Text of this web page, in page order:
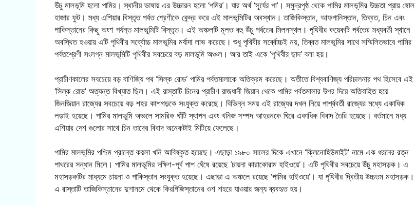
উঁচু মালভূমি হলো পামির। স্থানীয় ভাষায় এর উচ্চারন হলো ‘পমির’। যার অর্থ ‘সূর্যের পা’। সমুদ্রপৃষ্ঠ থেকে পামির মালভূমির উচ্চতা প্রায় ষোল
হাজার ফুট। মধ্য এশিয়ার বিস্তৃত পর্বত শ্রেণীকে কেন্দ্র করে এই মালভূমিটির অবস্থান। তাজিকিস্তান, আফগানিস্তান, তিব্বত, চিন এবং
পাকিস্তানের কিছু অংশ পর্যন্ত মালভূমিটি বিস্তৃত। এই অঞ্চলটি মূলত বহু উঁচু পর্বতের মিলনস্থল। পৃথিবীর কয়েকটি পর্বতের মধ্যবর্তী স্থানে
অবস্থিত হওয়ায় এটি পৃথিবীর সর্ব্বোচ্চ মালভূমির মর্যাদা লাভ করেছে। শুধু পৃথিবীর সর্ব্বোচ্চই নয়, তিব্বত মালভূমির সাথে সম্মিলিতভাবে পামির
পর্বতশ্রেণী সংলগ্ন মালভূমিটি পৃথিবীর সবচেয়ে বড় মালভূমি অঞ্চল। আর তাই একে ‘পৃথিবীর ছাদ’ বলা হয়।
প্রাচীণকালের সবচেয়ে বড় বাণিজ্যি পথ ‘সিল্ক রোড’ পামির পর্বতমালাকে অতিক্রম করেছে। অতীতে বিশ্ববাণিজ্য পরিচালনার পথ হিসেবে এই
‘সিল্ক রোড’ অত্যন্ত বিখ্যাত ছিল। এই রাস্তাটি চিনের প্রাচীণ রাজধানী জিয়ান থেকে পামির পর্বতমালার উপর দিয়ে অতিবাহিত হয়ে
জিনজিয়ান রাজ্যের সবচেয়ে বড় শহর কাশগড়কে সংযুক্ত করেছে। বিভিন্ন সময় এই রাজ্যের দখল নিয়ে পার্শ্ববর্তী রাজ্যের মধ্যে একাধিক
লড়াই হয়েছে। পামির মালভূমি অঞ্চলে সামরিক ঘাঁটি স্থাপন এবং খনিজ সম্পদ আহরনকে ঘিরে একাধিক বিবাদ তৈরি হয়েছে। বর্তমানে মধ্য
এশিয়ার দেশ গুলোর সাথে চিন তাদের বিবাদ অনেকটাই মিটিয়ে ফেলেছে।
পামির মালভূমির পশ্চিম প্রান্তে কয়লা খনি আবিষ্কৃত হয়েছে। এছাড়া ১৯৮০ সালের দিকে এখানে ‘ক্লিনোহিউমাইট’ নামে এক ধরনের রত্ন
পাথরের সন্ধান মিলে। পামির মালভূমির দক্ষিণ-পূর্ব পাশ ঘেঁষে রয়েছে ‘চায়না কারাকোরাম হাইওয়ে’। এটি পৃথিবীর সবচেয়ে উঁচু মহাসড়ক। এ
মহাসড়কটির মাধ্যমে চায়না ও পাকিস্তান সংযুক্ত হয়েছে। এছাড়া এ অঞ্চলে রয়েছে ‘পামির হাইওয়ে’। যা পৃথিবীর দ্বিতীয় উচ্চতম মহাসড়ক।
এ রাস্তাটি তাজিকিস্তানের দুশানমে থেকে কিরগিজিস্তানের ওশ শহরে যাওয়ার জন্য ব্যবহৃত হয়।